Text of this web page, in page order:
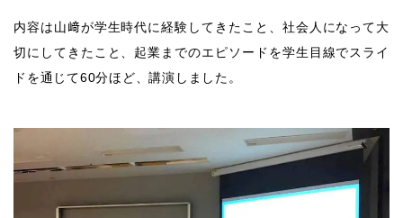
内容は山﨑が学生時代に経験してきたこと、社会人になって大
切にしてきたこと、起業までのエピソードを学生目線でスライ
ドを通じて60分ほど、講演しました。